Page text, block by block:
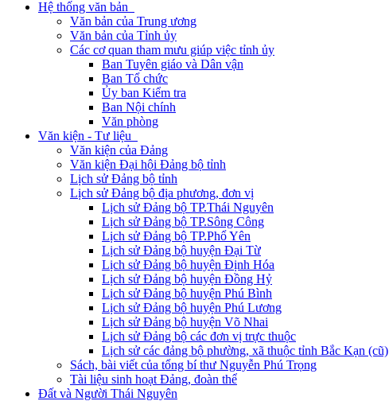
Hệ thống văn bản
Văn bản của Trung ương
Văn bản của Tỉnh ủy
Các cơ quan tham mưu giúp việc tỉnh ủy
Ban Tuyên giáo và Dân vận
Ban Tổ chức
Ủy ban Kiểm tra
Ban Nội chính
Văn phòng
Văn kiện - Tư liệu
Văn kiện của Đảng
Văn kiện Đại hội Đảng bộ tỉnh
Lịch sử Đảng bộ tỉnh
Lịch sử Đảng bộ địa phương, đơn vị
Lịch sử Đảng bộ TP.Thái Nguyên
Lịch sử Đảng bộ TP.Sông Công
Lịch sử Đảng bộ TP.Phổ Yên
Lịch sử Đảng bộ huyện Đại Từ
Lịch sử Đảng bộ huyện Định Hóa
Lịch sử Đảng bộ huyện Đồng Hỷ
Lịch sử Đảng bộ huyện Phú Bình
Lịch sử Đảng bộ huyện Phú Lương
Lịch sử Đảng bộ huyện Võ Nhai
Lịch sử Đảng bộ các đơn vị trực thuộc
Lịch sử các đảng bộ phường, xã thuộc tỉnh Bắc Kạn (cũ)
Sách, bài viết của tổng bí thư Nguyễn Phú Trọng
Tài liệu sinh hoạt Đảng, đoàn thể
Đất và Người Thái Nguyên